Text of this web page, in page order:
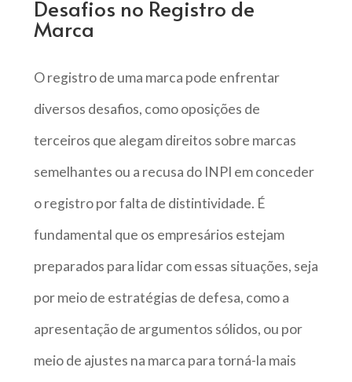
Desafios no Registro de
Marca
O registro de uma marca pode enfrentar
diversos desafios, como oposições de
terceiros que alegam direitos sobre marcas
semelhantes ou a recusa do INPI em conceder
o registro por falta de distintividade. É
fundamental que os empresários estejam
preparados para lidar com essas situações, seja
por meio de estratégias de defesa, como a
apresentação de argumentos sólidos, ou por
meio de ajustes na marca para torná-la mais